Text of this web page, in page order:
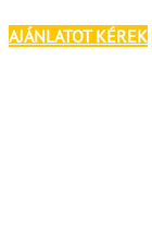
AJÁNLATOT KÉREK